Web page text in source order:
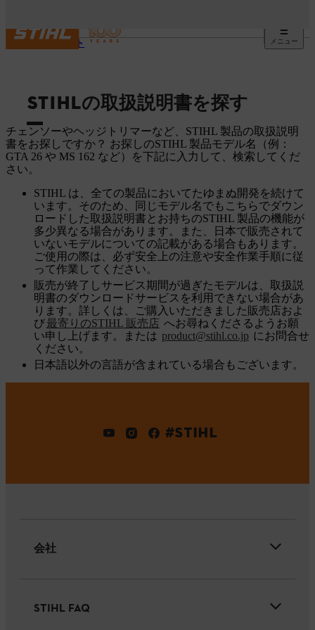
メニュー
サポート
STIHLの取扱説明書を探す
チェンソーやヘッジトリマーなど、STIHL 製品の取扱説明
書をお探しですか？ お探しのSTIHL 製品モデル名（例：
GTA 26 や MS 162 など）を下記に入力して、検索してくだ
さい。
STIHL は、全ての製品においてたゆまぬ開発を続けて
います。そのため、同じモデル名でもこちらでダウン
ロードした取扱説明書とお持ちのSTIHL 製品の機能が
多少異なる場合があります。また、日本で販売されて
いないモデルについての記載がある場合もあります。
ご使用の際は、必ず安全上の注意や安全作業手順に従
って作業してください。
販売が終了しサービス期間が過ぎたモデルは、取扱説
明書のダウンロードサービスを利用できない場合があ
ります。詳しくは、ご購入いただきました販売店およ
び最寄りのSTIHL 販売店 へお尋ねくださるようお願
い申し上げます。または product@stihl.co.jp にお問合せ
ください。
日本語以外の言語が含まれている場合もございます。
#STIHL
会社
STIHL FAQ